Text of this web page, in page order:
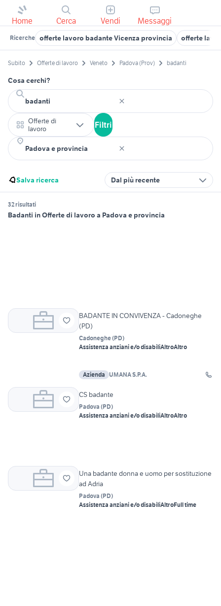
Home Cerca Vendi Messaggi
Ricerche offerte lavoro badante Vicenza provincia offerte
Subito Offerte di lavoro Veneto Padova (Prov) badanti
Cosa cerchi?
Offerte di
lavoro
Filtri
Salva ricerca Dal più recente
32 risultati
Badanti in Offerte di lavoro a Padova e provincia
BADANTE IN CONVIVENZA - Cadoneghe
(PD)
Cadoneghe(PD)
Assistenza anziani e/o disabiliAltroAltro
Azienda UMANA S.P.A.
CS badante
Padova (PD)
Assistenza anziani e/o disabiliAltroAltro
Una badante donna e uomo per sostituzione
ad Adria
Padova (PD)
Assistenza anziani e/o disabiliAltroFull time